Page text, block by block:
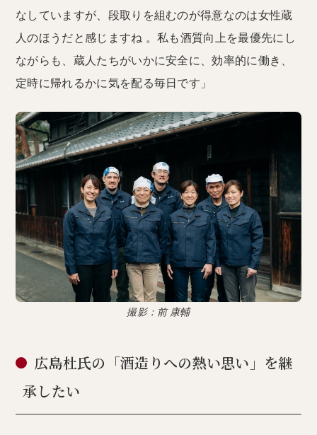
なしていますが、段取りを組むのが得意なのは女性蔵
人のほうだと感じますね 。私も酒質向上を最優先にし
ながらも、蔵人たちがいかに安全に、効率的に働き、
定時に帰れるかに気を配る毎日です」
撮影：前 康輔
広島杜氏の「酒造りへの熱い思い」を継
承したい